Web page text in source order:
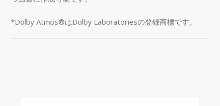
*Dolby Atmos®はDolby Laboratoriesの登録商標です。